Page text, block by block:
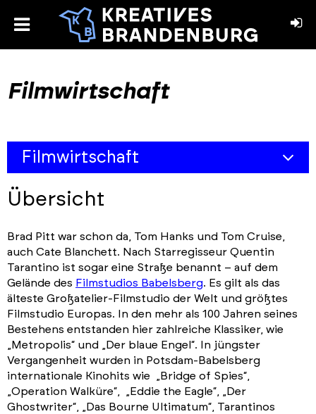
toggle
Filmwirtschaft
Filmwirtschaft
Ansprechpartner & Netzwerke
Portfolios
Veranstaltungen & Events
News
Übersicht
Brad Pitt war schon da, Tom Hanks und Tom Cruise,
auch Cate Blanchett. Nach Starregisseur Quentin
Tarantino ist sogar eine Straße benannt – auf dem
Gelände des Filmstudios Babelsberg. Es gilt als das
älteste Großatelier-Filmstudio der Welt und größtes
Filmstudio Europas. In den mehr als 100 Jahren seines
Bestehens entstanden hier zahlreiche Klassiker, wie
„Metropolis“ und „Der blaue Engel“. In jüngster
Vergangenheit wurden in Potsdam-Babelsberg
internationale Kinohits wie „Bridge of Spies“,
„Operation Walküre“, „Eddie the Eagle“, „Der
Ghostwriter“, „Das Bourne Ultimatum“, Tarantinos